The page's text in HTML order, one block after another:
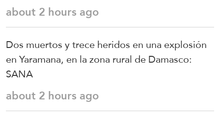
about 2 hours ago
Dos muertos y trece heridos en una explosión
en Yaramana, en la zona rural de Damasco:
SANA
about 2 hours ago